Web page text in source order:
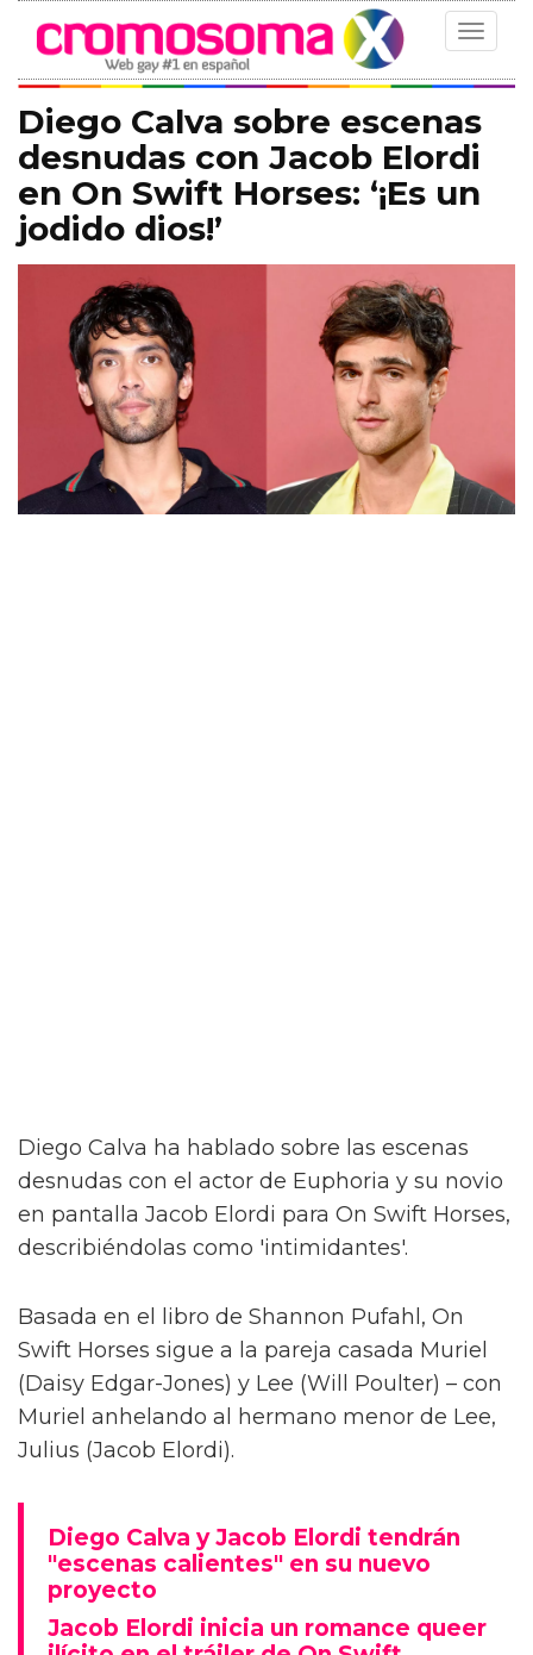
Toggle
Diego Calva sobre escenas
desnudas con Jacob Elordi
en On Swift Horses: ‘¡Es un
jodido dios!’
Diego Calva ha hablado sobre las escenas
desnudas con el actor de Euphoria y su novio
en pantalla Jacob Elordi para On Swift Horses,
describiéndolas como 'intimidantes'.
Basada en el libro de Shannon Pufahl, On
Swift Horses sigue a la pareja casada Muriel
(Daisy Edgar-Jones) y Lee (Will Poulter) – con
Muriel anhelando al hermano menor de Lee,
Julius (Jacob Elordi).
Diego Calva y Jacob Elordi tendrán
"escenas calientes" en su nuevo
proyecto
Jacob Elordi inicia un romance queer